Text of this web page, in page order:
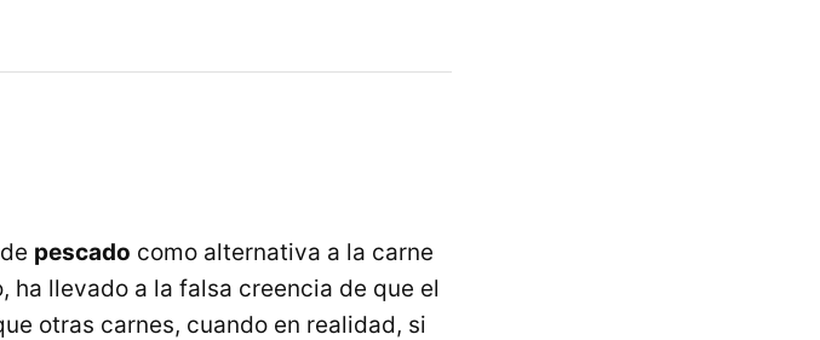
pescado como alternativa a la carne
llevado a la falsa creencia de que el
otras carnes, cuando en realidad, si